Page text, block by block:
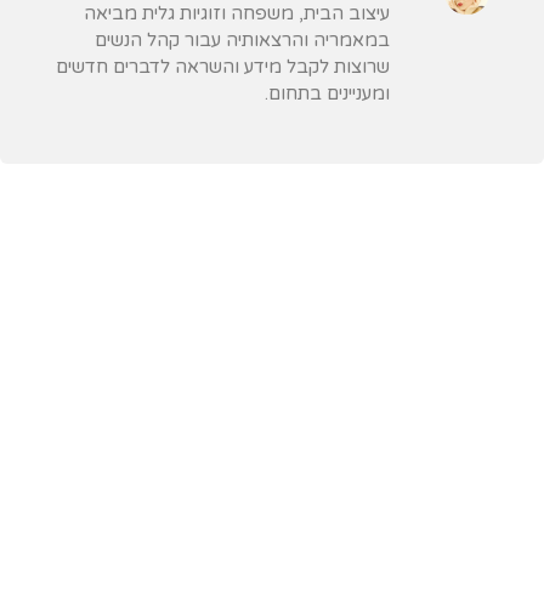
עיצוב הבית, משפחה וזוגיות גלית מביאה
במאמריה והרצאותיה עבור קהל הנשים
שרוצות לקבל מידע והשראה לדברים חדשים
ומעניינים בתחום.